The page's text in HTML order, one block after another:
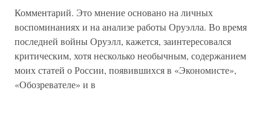
Комментарий. Это мнение основано на личных
воспоминаниях и на анализе работы Оруэлла. Во время
последней войны Оруэлл, кажется, заинтересовался
критическим, хотя несколько необычным, содержанием
моих статей о России, появившихся в «Экономисте»,
«Обозревателе» и в